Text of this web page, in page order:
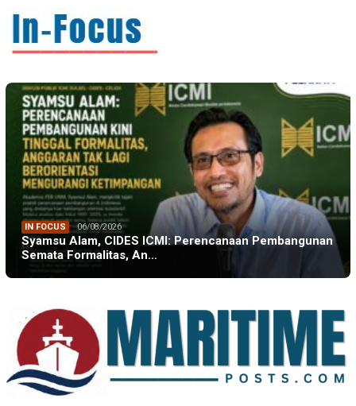
IN FOCUS 06/08/2026
Syamsu Alam, CIDES ICMI: Perencanaan Pembangunan
Semata Formalitas, An…